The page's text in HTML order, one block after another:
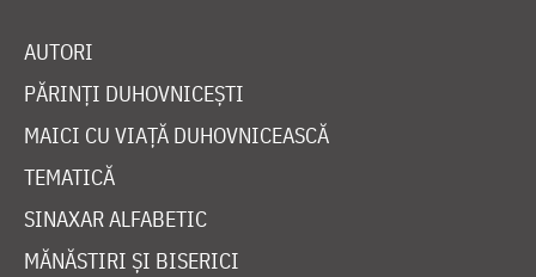
AUTORI
PĂRINȚI DUHOVNICEȘTI
MAICI CU VIAȚĂ DUHOVNICEASCĂ
TEMATICĂ
SINAXAR ALFABETIC
MĂNĂSTIRI ȘI BISERICI